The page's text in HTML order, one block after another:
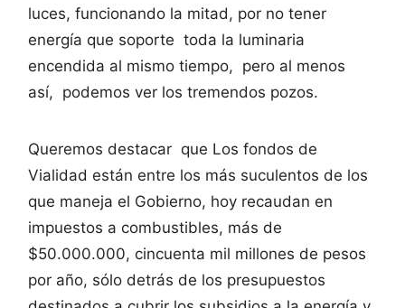
luces, funcionando la mitad, por no tener
energía que soporte toda la luminaria
encendida al mismo tiempo, pero al menos
así, podemos ver los tremendos pozos.
Queremos destacar que Los fondos de
Vialidad están entre los más suculentos de los
que maneja el Gobierno, hoy recaudan en
impuestos a combustibles, más de
$50.000.000, cincuenta mil millones de pesos
por año, sólo detrás de los presupuestos